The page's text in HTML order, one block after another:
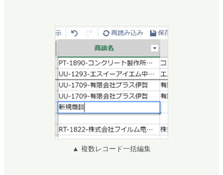
▲ 複数レコード一括編集